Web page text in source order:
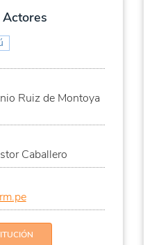
Ruiz de Montoya
Caballero